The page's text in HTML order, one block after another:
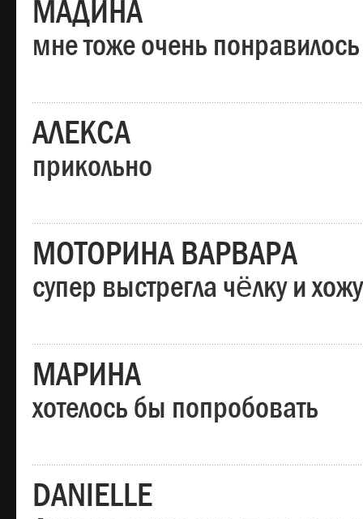
МАДИНА
мне тоже очень
АЛЕКСА
прикольно
МОТОРИНА ВАРВАРА
супер выстрегла чёлку и
МАРИНА
хотелось бы попробовать
DANIELLE